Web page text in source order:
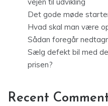
Det gode møde
Hvad skal man være
Sådan foregår
Sælg defekt bil med
prisen?
Recent